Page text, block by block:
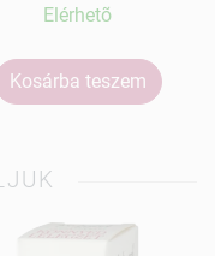
Elérhetõ
Kosárba teszem